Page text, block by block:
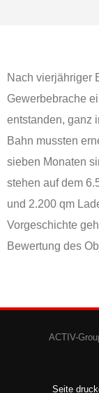
Nach vierjähriger
Gewerbebrache
entstanden, ganz
Bahn mussten
sieben Monaten
stehen auf dem
und 2.200 qm
Vorgeschichte
Bewertung des
ACTIV-
Seite